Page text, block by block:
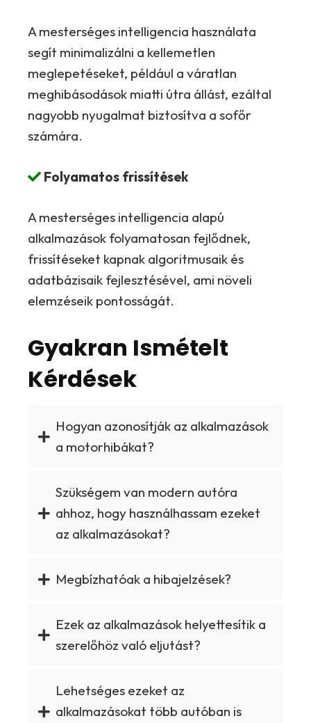
A mesterséges intelligencia használata
segít minimalizálni a kellemetlen
meglepetéseket, például a váratlan
meghibásodások miatti útra állást, ezáltal
nagyobb nyugalmat biztosítva a sofőr
számára.
Folyamatos frissítések
A mesterséges intelligencia alapú
alkalmazások folyamatosan fejlődnek,
frissítéseket kapnak algoritmusaik és
adatbázisaik fejlesztésével, ami növeli
elemzéseik pontosságát.
Gyakran Ismételt
Kérdések
Hogyan azonosítják az alkalmazások
a motorhibákat?
Szükségem van modern autóra
ahhoz, hogy használhassam ezeket
az alkalmazásokat?
Megbízhatóak a hibajelzések?
Ezek az alkalmazások helyettesítik a
szerelőhöz való eljutást?
Lehetséges ezeket az
alkalmazásokat több autóban is